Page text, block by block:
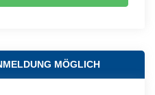
MÖGLICH